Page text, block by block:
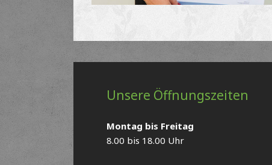
Unsere Öffnungszeiten
Montag bis Freitag
8.00 bis 18.00 Uhr